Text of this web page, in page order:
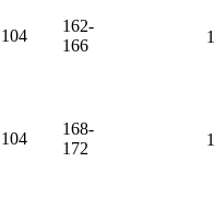
104
162-
166
104
168-
172